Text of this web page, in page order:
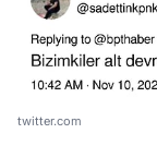
twitter.com